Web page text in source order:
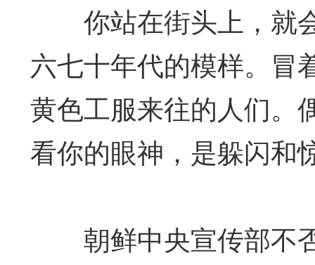
你站在街头上，就
六七十年代的模样。冒
黄色工服来往的人们。
看你的眼神，是躲闪和
朝鲜中央宣传部不否